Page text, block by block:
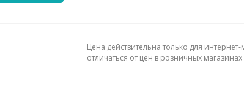
Цена действительна только для
отличаться от цен в розничных магазинах